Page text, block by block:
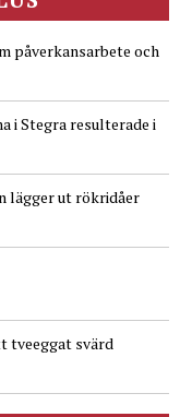
påverkansarbete och
i Stegra resulterade i
lägger ut rökridåer
tveeggat svärd